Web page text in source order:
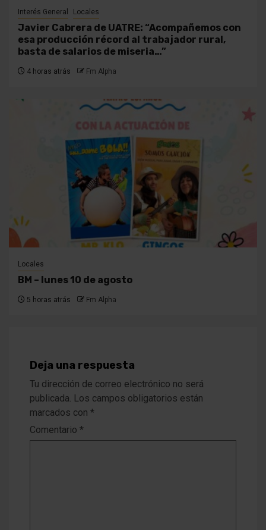
Interés General Locales
Javier Cabrera de UATRE: “Acompañemos con
esa producción récord al trabajador rural,
basta de salarios de miseria…”
4 horas atrás Fm Alpha
Locales
BM – lunes 10 de agosto
5 horas atrás Fm Alpha
Deja una respuesta
Tu dirección de correo electrónico no será
publicada. Los campos obligatorios están
marcados con *
Comentario *